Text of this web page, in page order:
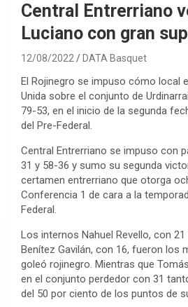
Central Entrerriano
Luciano con gran
12/08/2022 DATA Basquet
El Rojinegro se impuso cómo local
Unida sobre el conjunto de
79-53, en el inicio de la segunda
del Pre-Federal.
Central Entrerriano se impuso con
31 y 58-36 y sumo su segunda
certamen entrerriano que otorga
Conferencia 1 de cara a la
Federal.
Los internos Nahuel Revello, con
Benítez Gavilán, con 16, fueron los
goleó rojinegro. Mientras que
en el conjunto perdedor con 31
del 50 por ciento de los puntos de